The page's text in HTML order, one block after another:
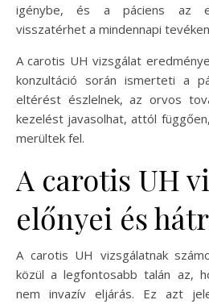
igénybe, és a páciens az
visszatérhet a mindennapi
A carotis UH vizsgálat
konzultáció során ismerteti a
eltérést észlelnek, az orvos
kezelést javasolhat, attól
merültek fel.
A carotis UH
előnyei és
A carotis UH vizsgálatnak
közül a legfontosabb talán az,
nem invazív eljárás. Ez azt